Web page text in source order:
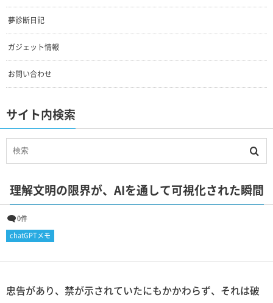
夢診断日記
ガジェット情報
お問い合わせ
サイト内検索
理解文明の限界が、AIを通して可視化された瞬間
0件
chatGPTメモ
忠告があり、禁が示されていたにもかかわらず、それは破